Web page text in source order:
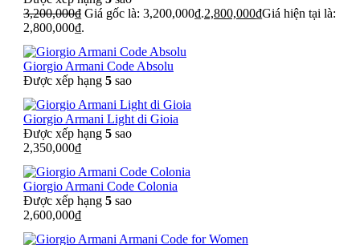
3,200,000₫ Giá gốc là: 3,200,000₫.2,800,000₫Giá hiện tại là:
2,800,000₫.
Giorgio Armani Code Absolu
Được xếp hạng 5 sao
Giorgio Armani Light di Gioia
Được xếp hạng 5 sao
2,350,000₫
Giorgio Armani Code Colonia
Được xếp hạng 5 sao
2,600,000₫